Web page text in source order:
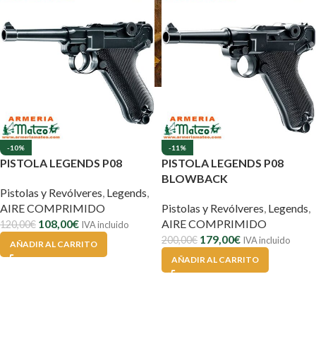
-10%
PISTOLA LEGENDS P08
Pistolas y Revólveres, Legends,
AIRE COMPRIMIDO
120,00€ 108,00€ IVA incluido
AÑADIR AL CARRITO
-11%
PISTOLA LEGENDS P08
BLOWBACK
Pistolas y Revólveres, Legends,
AIRE COMPRIMIDO
200,00€ 179,00€ IVA incluido
AÑADIR AL CARRITO